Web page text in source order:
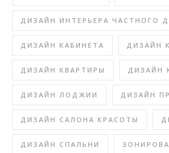
ДИЗАЙН ИНТЕРЬЕРА ЧАСТНОГО
ДИЗАЙН КАБИНЕТА ДИЗАЙН
ДИЗАЙН КВАРТИРЫ ДИЗАЙН
ДИЗАЙН ЛОДЖИИ ДИЗАЙН
ДИЗАЙН САЛОНА КРАСОТЫ
ДИЗАЙН СПАЛЬНИ